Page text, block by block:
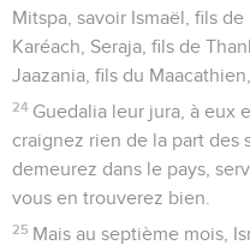
Mitspa, savoir Ismaël, fils
Karéach, Seraja, fils de
Jaazania, fils du
24 Guedalia leur jura, à eux
craignez rien de la part des
demeurez dans le pays,
vous en trouverez bien.
25 Mais au septième mois,